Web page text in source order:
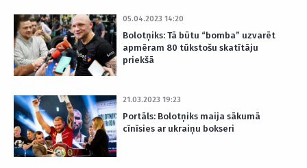
05.04.2023 14:20
Bolotņiks: Tā būtu “bomba” uzvarēt
apmēram 80 tūkstošu skatītāju
priekšā
21.03.2023 19:23
Portāls: Bolotņiks maija sākumā
cīnīsies ar ukraiņu bokseri